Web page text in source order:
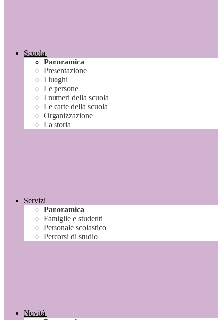
Scuola
Panoramica
Presentazione
I luoghi
Le persone
I numeri della scuola
Le carte della scuola
Organizzazione
La storia
Servizi
Panoramica
Famiglie e studenti
Personale scolastico
Percorsi di studio
Novità